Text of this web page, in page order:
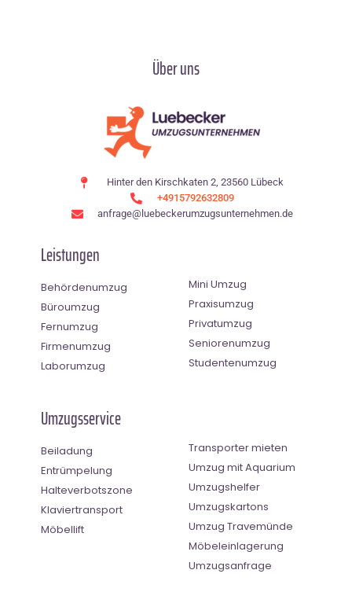
Über uns
Hinter den Kirschkaten 2, 23560 Lübeck
+4915792632809
anfrage@luebeckerumzugsunternehmen.de
Leistungen
Behördenumzug
Büroumzug
Fernumzug
Firmenumzug
Laborumzug
Mini Umzug
Praxisumzug
Privatumzug
Seniorenumzug
Studentenumzug
Umzugsservice
Beiladung
Entrümpelung
Halteverbotszone
Klaviertransport
Möbellift
Transporter mieten
Umzug mit Aquarium
Umzugshelfer
Umzugskartons
Umzug Travemünde
Möbeleinlagerung
Umzugsanfrage